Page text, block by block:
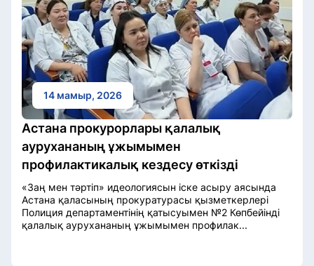
14 мамыр, 2026
Астана прокурорлары қалалық
аурухананың ұжымымен
профилактикалық кездесу өткізді
«Заң мен тәртіп» идеологиясын іске асыру аясында
Астана қаласының прокуратурасы қызметкерлері
Полиция департаментінің қатысуымен №2 Көпбейінді
қалалық аурухананың ұжымымен профилак...